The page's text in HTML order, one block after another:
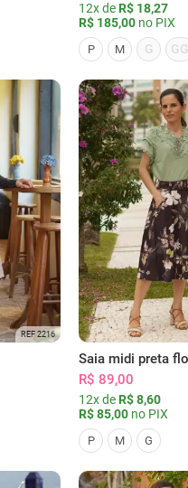
12x de R$ 18,27
R$ 185,00 no PIX
P M G GG
REF 2216
R$ 89,00
12x de R$ 8,60
R$ 85,00 no PIX
P M G